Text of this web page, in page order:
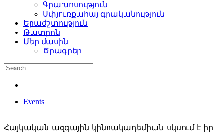
Գրախոսություն
Սփյուռքահայ գրականություն
Երաժշտություն
Թատրոն
Մեր մասին
Ծրագրեր
Events
Հայկական ազգային կինոակադեմիան սկսում է իր